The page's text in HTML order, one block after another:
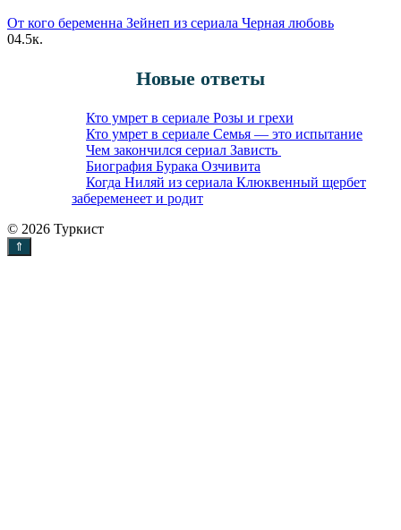
От кого беременна Зейнеп из сериала Черная любовь
04.5к.
Новые ответы
Кто умрет в сериале Розы и грехи
Кто умрет в сериале Семья — это испытание
Чем закончился сериал Зависть
Биография Бурака Озчивита
Когда Ниляй из сериала Клюквенный щербет
забеременеет и родит
© 2026 Туркист